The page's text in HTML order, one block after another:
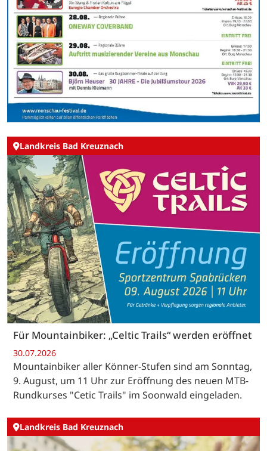
Landkreis Bad Kreuznach
Für Mountainbiker: „Celtic Trails“ werden eröffnet
30.07.2026
Mountainbiker aller Könner-Stufen sind am Sonntag,
9. August, um 11 Uhr zur Eröffnung des neuen MTB-
Rundkurses "Cetic Trails" im Soonwald eingeladen.
Landkreis Bad Kreuznach